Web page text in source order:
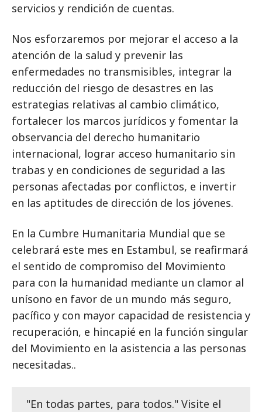
servicios y rendición de cuentas.
Nos esforzaremos por mejorar el acceso a la
atención de la salud y prevenir las
enfermedades no transmisibles, integrar la
reducción del riesgo de desastres en las
estrategias relativas al cambio climático,
fortalecer los marcos jurídicos y fomentar la
observancia del derecho humanitario
internacional, lograr acceso humanitario sin
trabas y en condiciones de seguridad a las
personas afectadas por conflictos, e invertir
en las aptitudes de dirección de los jóvenes.
En la Cumbre Humanitaria Mundial que se
celebrará este mes en Estambul, se reafirmará
el sentido de compromiso del Movimiento
para con la humanidad mediante un clamor al
unísono en favor de un mundo más seguro,
pacífico y con mayor capacidad de resistencia y
recuperación, e hincapié en la función singular
del Movimiento en la asistencia a las personas
necesitadas..
"En todas partes, para todos." Visite el